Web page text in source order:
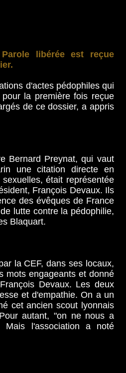
libérée est reçue
d'actes pédophiles qui
la première fois reçue
de ce dossier, a appris
Bernard Preynat, qui vaut
une citation directe en
était représentée
François Devaux. Ils
des évêques de France
lutte contre la pédophilie,
Blaquart.
la CEF, dans ses locaux,
mots engageants et donné
Devaux. Les deux
et d'empathie. On a un
cet ancien scout lyonnais
autant, "on ne nous a
Mais l'association a noté